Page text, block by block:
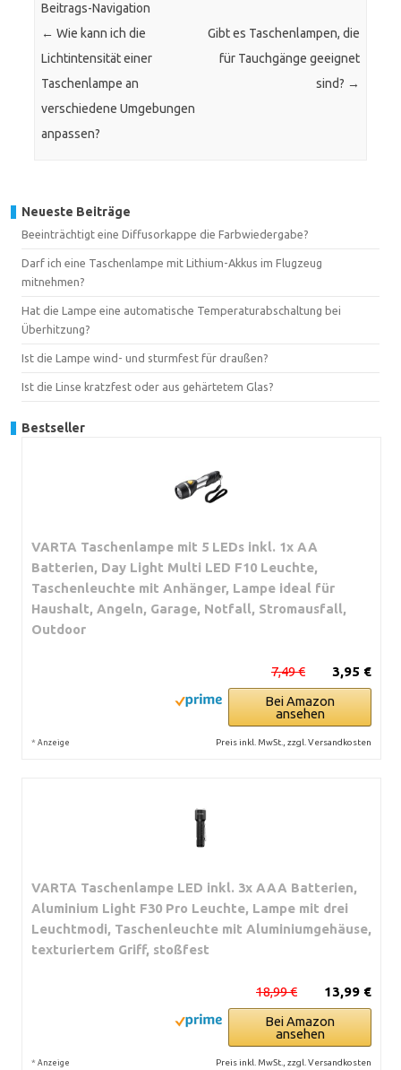
Beitrags-Navigation
← Wie kann ich die
Lichtintensität einer
Taschenlampe an
verschiedene Umgebungen
anpassen?
Gibt es Taschenlampen, die
für Tauchgänge geeignet
sind? →
Neueste Beiträge
Beeinträchtigt eine Diffusorkappe die Farbwiedergabe?
Darf ich eine Taschenlampe mit Lithium-Akkus im Flugzeug
mitnehmen?
Hat die Lampe eine automatische Temperaturabschaltung bei
Überhitzung?
Ist die Lampe wind- und sturmfest für draußen?
Ist die Linse kratzfest oder aus gehärtetem Glas?
Bestseller
VARTA Taschenlampe mit 5 LEDs inkl. 1x AA
Batterien, Day Light Multi LED F10 Leuchte,
Taschenleuchte mit Anhänger, Lampe ideal für
Haushalt, Angeln, Garage, Notfall, Stromausfall,
Outdoor
3,95 €
7,49 €
Bei Amazon
ansehen
* Anzeige Preis inkl. MwSt., zzgl. Versandkosten
VARTA Taschenlampe LED inkl. 3x AAA Batterien,
Aluminium Light F30 Pro Leuchte, Lampe mit drei
Leuchtmodi, Taschenleuchte mit Aluminiumgehäuse,
texturiertem Griff, stoßfest
13,99 €
18,99 €
Bei Amazon
ansehen
* Anzeige Preis inkl. MwSt., zzgl. Versandkosten